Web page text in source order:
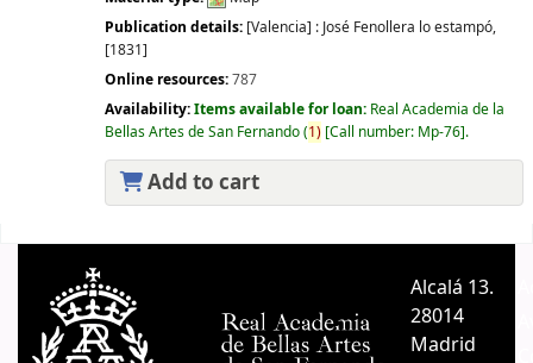
Publication details: [Valencia] : José Fenollera lo estampó,
[1831]
Online resources:787
Availability:Items available for loan: Real Academia de la
Bellas Artes de San Fernando(1) Call number: Mp-76 .
Add to cart
Alcalá 13.
28014
Madrid